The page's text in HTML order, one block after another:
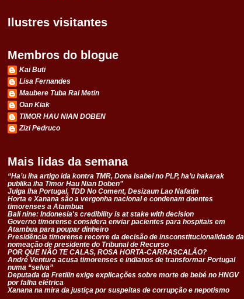
Ilustres visitantes
Membros do blogue
Kai Buti
Lisa Fernandes
Maubere Tuba Rai Metin
Oan Kiak
TIMOR HAU NIAN DOBEN
Zizi Pedruco
Mais lidas da semana
“Ha’u iha artigo ida kontra TMR, Dona Isabel no PLP, ha’u hakarak
publika iha Timor Hau Nian Doben”
Julga Iha Portugal, TDD No Coment, Desizaun Lao Nafatin
Horta e Xanana são a vergonha nacional e condenam doentes
timorenses a Atambua
Bali nine: Indonesia's credibility is at stake with decision
Governo timorense considera enviar pacientes para hospitais em
Atambua para poupar dinheiro
Presidência timorense recorre da decisão de insconstitucionalidade da
nomeação de presidente do Tribunal de Recurso
POR QUE NÃO TE CALAS, ROSA HORTA-CARRASCALÃO?
André Ventura acusa timorenses e indianos de transformar Portugal
numa “selva”
Deputada da Fretilin exige explicações sobre morte de bebé no HNGV
por falha elétrica
Xanana na mira da justiça por suspeitas de corrupção e nepotismo